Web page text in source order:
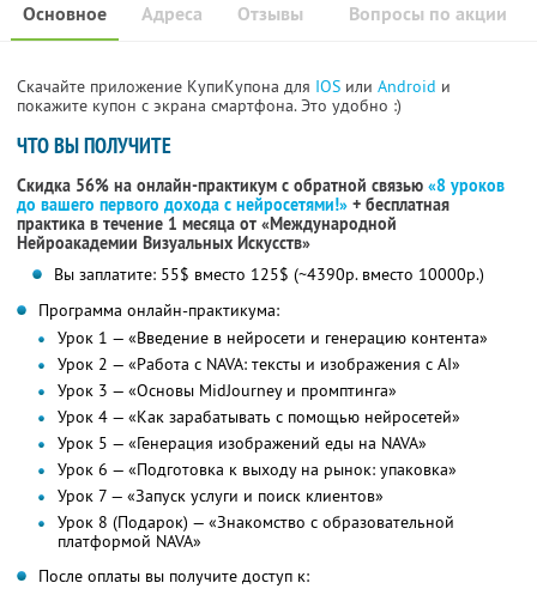
Основное Отзывы Вопросы по акции
Адреса
Скачайте приложение КупиКупона для IOS или Android и
покажите купон с экрана смартфона. Это удобно :)
ЧТО ВЫ ПОЛУЧИТЕ
Скидка 56% на онлайн-практикум с обратной связью «8 уроков
до вашего первого дохода с нейросетями!» + бесплатная
практика в течение 1 месяца от «Международной
Нейроакадемии Визуальных Искусств»
Вы заплатите: 55$ вместо 125$ (~4390р. вместо 10000р.)
Программа онлайн-практикума:
Урок 1 — «Введение в нейросети и генерацию контента»
Урок 2 — «Работа с NAVA: тексты и изображения с AI»
Урок 3 — «Основы MidJourney и промптинга»
Урок 4 — «Как зарабатывать с помощью нейросетей»
Урок 5 — «Генерация изображений еды на NAVA»
Урок 6 — «Подготовка к выходу на рынок: упаковка»
Урок 7 — «Запуск услуги и поиск клиентов»
Урок 8 (Подарок) — «Знакомство с образовательной
платформой NAVA»
После оплаты вы получите доступ к: